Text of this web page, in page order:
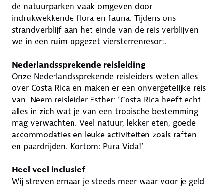
de natuurparken vaak omgeven door
indrukwekkende flora en fauna. Tijdens ons
strandverblijf aan het einde van de reis verblijven
we in een ruim opgezet viersterrenresort.
Nederlandssprekende reisleiding
Onze Nederlandssprekende reisleiders weten alles
over Costa Rica en maken er een onvergetelijke reis
van. Neem reisleider Esther: ‘Costa Rica heeft echt
alles in zich wat je van een tropische bestemming
mag verwachten. Veel natuur, lekker eten, goede
accommodaties en leuke activiteiten zoals raften
en paardrijden. Kortom: Pura Vida!’
Heel veel inclusief
Wij streven ernaar je steeds meer waar voor je geld